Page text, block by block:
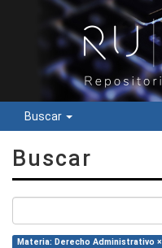
Buscar
Buscar
Materia: Derecho Administrativo ×